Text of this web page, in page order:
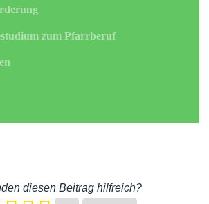
zum Pfarrberuf
diesen Beitrag hilfreich?